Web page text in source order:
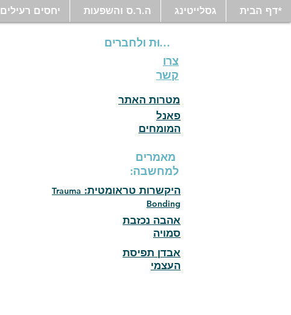
*דף הבית גסלייטינג ה.ר.ס והשפעות יחסים רעילים
לחֲבֵרוּת ולחברים
צרו
קשר
מטרות האתר
פאנל
המומחים
מאמרים
למחשבה:
היקשרות טראומטית: Trauma
Bonding
אהבה נכזבת
סמויה
אבדן תפיסת
העצמי